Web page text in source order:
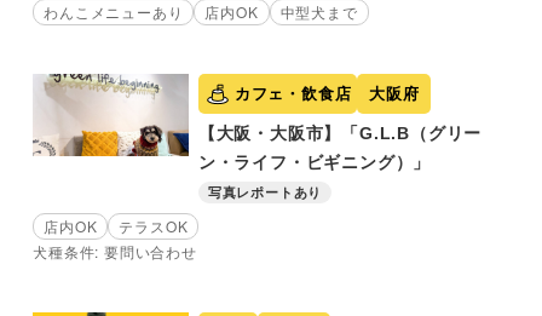
わんこメニューあり 店内OK 中型犬まで
カフェ・飲食店 大阪府
【大阪・大阪市】「G.L.B（グリー
ン・ライフ・ビギニング）」
写真レポートあり
店内OK
テラスOK
犬種条件: 要問い合わせ